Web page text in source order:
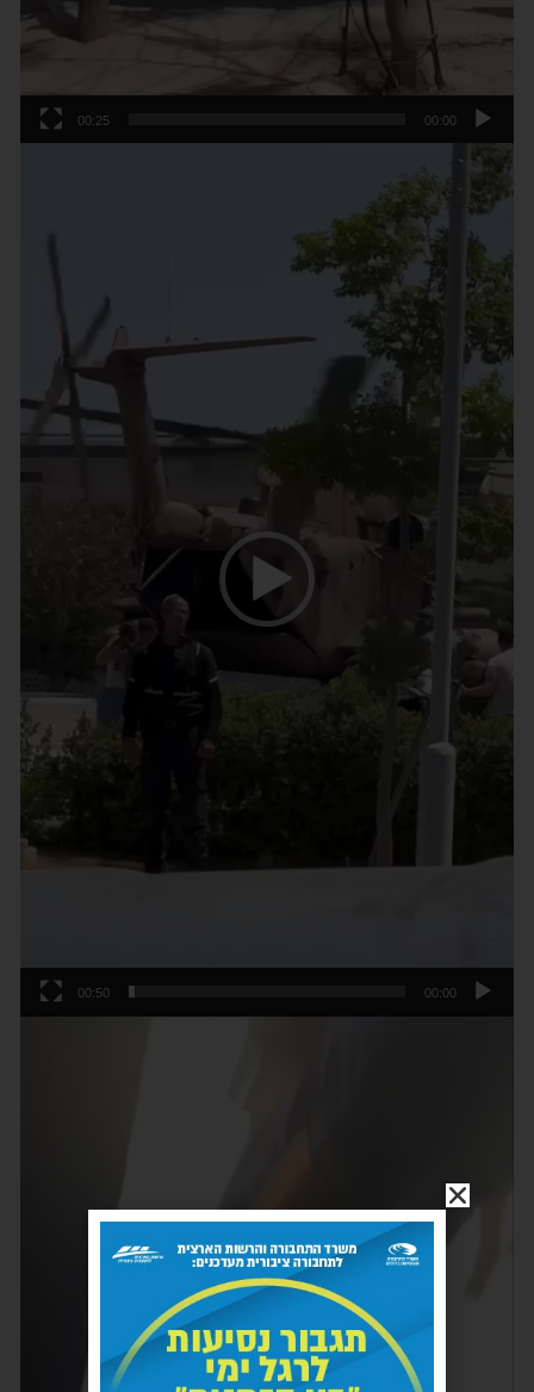
00:00
00:25
נגן
וידאו
00:00
00:50